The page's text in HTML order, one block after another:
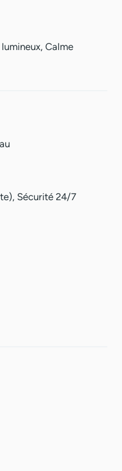
Calme
Sécurité 24/7